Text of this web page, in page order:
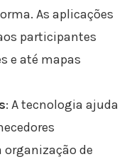
As aplicações
participantes
e até mapas
: A tecnologia ajuda
de